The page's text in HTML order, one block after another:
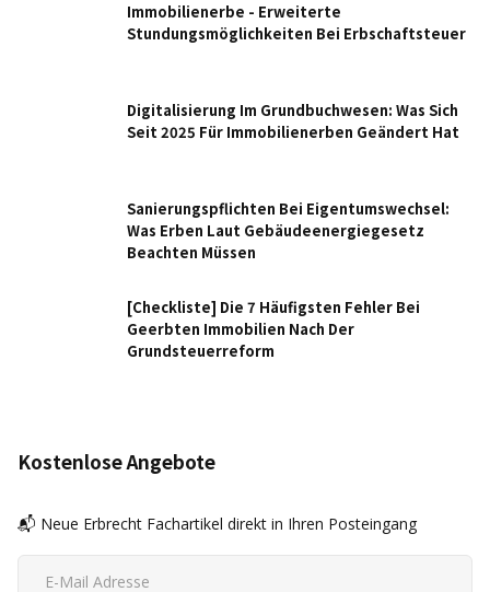
Immobilienerbe - Erweiterte
Stundungsmöglichkeiten Bei Erbschaftsteuer
Digitalisierung Im Grundbuchwesen: Was Sich
Seit 2025 Für Immobilienerben Geändert Hat
Sanierungspflichten Bei Eigentumswechsel:
Was Erben Laut Gebäudeenergiegesetz
Beachten Müssen
[Checkliste] Die 7 Häufigsten Fehler Bei
Geerbten Immobilien Nach Der
Grundsteuerreform
Kostenlose Angebote
📬 Neue Erbrecht Fachartikel direkt in Ihren Posteingang